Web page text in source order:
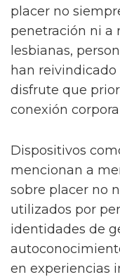
placer no
penetración ni a
lesbianas,
han
disfrute que
conexión
Dispositivos
mencionan a
sobre placer no
utilizados por
identidades de
en experiencias